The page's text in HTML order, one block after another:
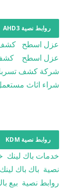
روابط نصية AHD3
عزل اسطح كشف
عزل اسطح
كشف
شركة كشف
شراء اثاث
روابط نصية KDM
خدمات باك لينك
نصية باك باك لينك
روابط نصية بيع